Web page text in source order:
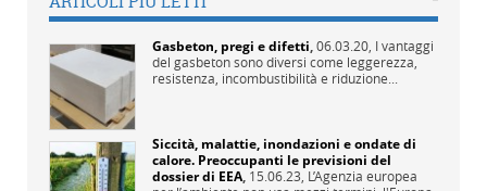
Gasbeton, pregi e difetti,06.03.20, I vantaggi
del gasbeton sono diversi come leggerezza,
resistenza, incombustibilità e riduzione...
Siccità, malattie, inondazioni e ondate di
calore. Preoccupanti le previsioni del
dossier di EEA, 15.06.23, L’Agenzia europea